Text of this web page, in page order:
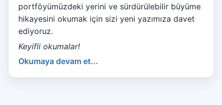
portföyümüzdeki yerini ve sürdürülebilir büyüme
hikayesini okumak için sizi yeni yazımıza davet
ediyoruz.
Keyifli okumalar!
Okumaya devam et...